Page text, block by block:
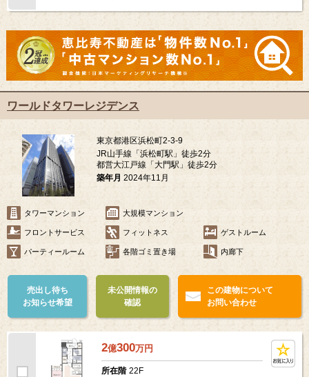
ワールドタワーレジデンス
東京都港区浜松町2-3-9
JR山手線「浜松町駅」徒歩2分
都営大江戸線「大門駅」徒歩2分
築年月 2024年11月
タワーマンション 大規模マンション
フロントサービス フィットネス ゲストルーム
パーティールーム 各階ゴミ置き場 内廊下
売出し待ち
お知らせ希望
未公開情報の
確認
この建物について
お問い合わせ
2億300万円
所在階 22F